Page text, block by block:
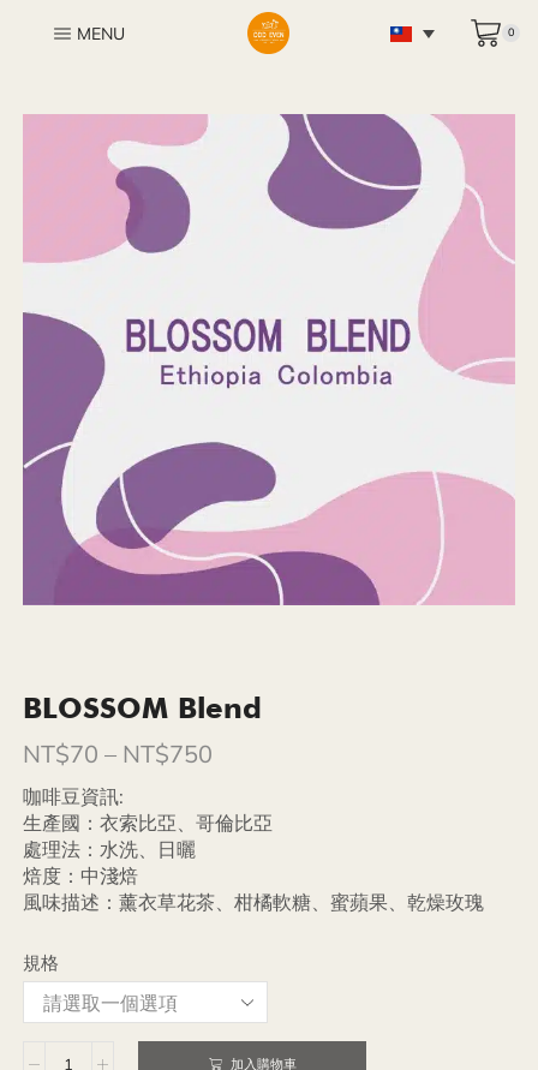
MENU 0
BLOSSOM Blend
NT$70 – NT$750
咖啡豆資訊:
生產國：衣索比亞、哥倫比亞
處理法：水洗、日曬
焙度：中淺焙
風味描述：薰衣草花茶、柑橘軟糖、蜜蘋果、乾燥玫瑰
規格
加入購物車